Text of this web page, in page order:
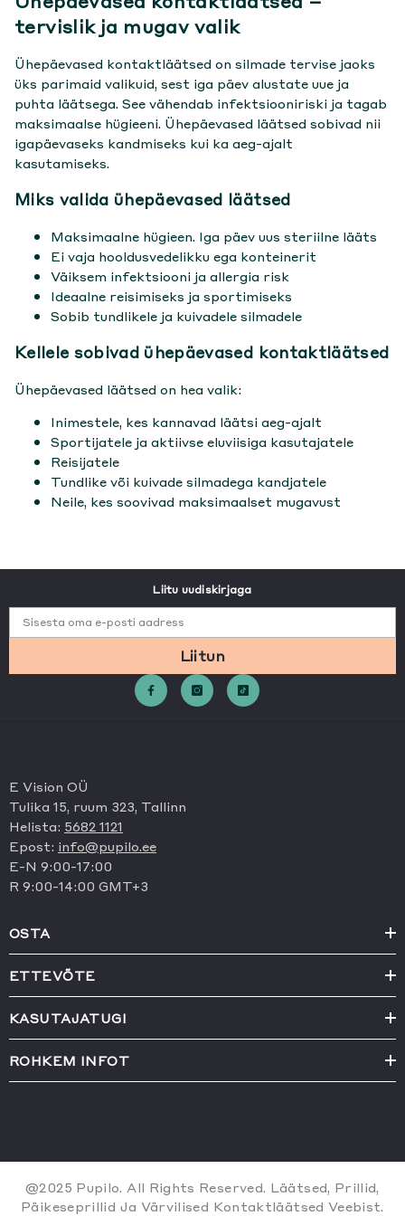
küsi optometristilt soovitust.
tervislik ja mugav valik
Ühepäevased kontaktläätsed on silmade tervise jaoks
üks parimaid valikuid, sest iga päev alustate uue ja
puhta läätsega. See vähendab infektsiooniriski ja tagab
maksimaalse hügieeni. Ühepäevased läätsed sobivad nii
igapäevaseks kandmiseks kui ka aeg-ajalt
kasutamiseks.
Miks valida ühepäevased läätsed
Maksimaalne hügieen. Iga päev uus steriilne lääts
Ei vaja hooldusvedelikku ega konteinerit
Väiksem infektsiooni ja allergia risk
Ideaalne reisimiseks ja sportimiseks
Sobib tundlikele ja kuivadele silmadele
Kellele sobivad ühepäevased kontaktläätsed
Ühepäevased läätsed on hea valik:
Inimestele, kes kannavad läätsi aeg-ajalt
Sportijatele ja aktiivse eluviisiga kasutajatele
Reisijatele
Tundlike või kuivade silmadega kandjatele
Neile, kes soovivad maksimaalset mugavust
Liitu uudiskirjaga
Sisesta oma e-posti aadress
Liitun
E Vision OÜ
Tulika 15, ruum 323, Tallinn
Helista: 5682 1121
Epost: info@pupilo.ee
E-N 9:00-17:00
R 9:00-14:00 GMT+3
OSTA
ETTEVÕTE
KASUTAJATUGI
ROHKEM INFOT
@2025 Pupilo. All Rights Reserved. Läätsed, Prillid,
Päikeseprillid Ja Värvilised Kontaktläätsed Veebist.